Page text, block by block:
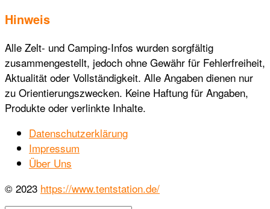
Hinweis
Alle Zelt- und Camping-Infos wurden sorgfältig
zusammengestellt, jedoch ohne Gewähr für Fehlerfreiheit,
Aktualität oder Vollständigkeit. Alle Angaben dienen nur
zu Orientierungszwecken. Keine Haftung für Angaben,
Produkte oder verlinkte Inhalte.
Datenschutzerklärung
Impressum
Über Uns
© 2023 https://www.tentstation.de/